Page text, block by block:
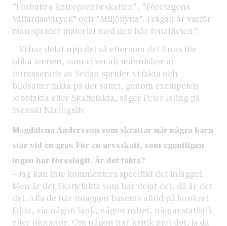
”Förbättra Entreprenörskatten”, ”Företagens
Välfärdsavtryck” och ”Miljönytta”. Frågan är varför
man sprider material med den här tonaliteten?
– Vi har delat upp det så eftersom det finns lite
olika ämnen, som vi vet att människor är
intresserade av. Sedan sprider vi fakta och
bildsätter fakta på det sättet, genom exempelvis
Jobbfakta eller Skattefakta, säger Peter Isling på
Svenskt Näringsliv.
Magdalena Andersson som skrattar när några barn
står vid en grav. För en arvsskatt, som egentligen
ingen har föreslagit. Är det fakta?
– Jag kan inte kommentera specifikt det inlägget.
Men är det Skattefakta som har delat det, då är det
det. Alla de här inläggen baseras alltid på konkret
fakta, via någon länk, någon nyhet, någon statistik
eller liknande. Om någon har kritik mot det, ja då